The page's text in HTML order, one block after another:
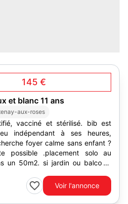
145 €
et blanc 11 ans
aux-roses
vacciné et stérilisé. bib est
indépendant à ses heures,
foyer calme sans enfant ?
possible .placement solo au
un 50m2. si jardin ou balcon :
Voir l'annonce